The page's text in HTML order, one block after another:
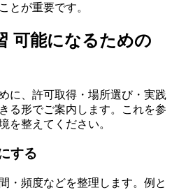
とが重要です。
可能になるための
に、許可取得・場所選び・実践
る形でご案内します。これを参
を整えてください。
する
・頻度などを整理します。例と